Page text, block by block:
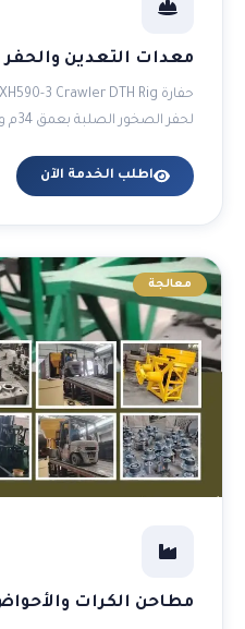
معدات التعدين والحفر
لحفر الصخور الصلبة بعمق 34م وقطر 90–180ملم.
اطلب الخدمة الآن
معالجة
مطاحن الكرات